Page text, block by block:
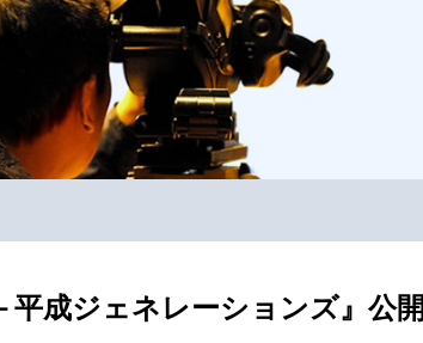
平成ジェネレーションズ』公開